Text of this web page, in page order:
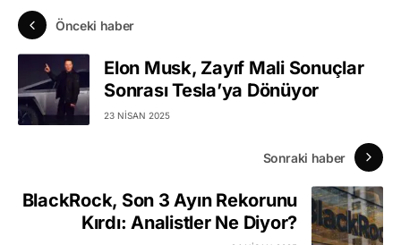
Önceki haber
Elon Musk, Zayıf Mali Sonuçlar
Sonrası Tesla’ya Dönüyor
23 NISAN 2025
Sonraki haber
BlackRock, Son 3 Ayın Rekorunu
Kırdı: Analistler Ne Diyor?